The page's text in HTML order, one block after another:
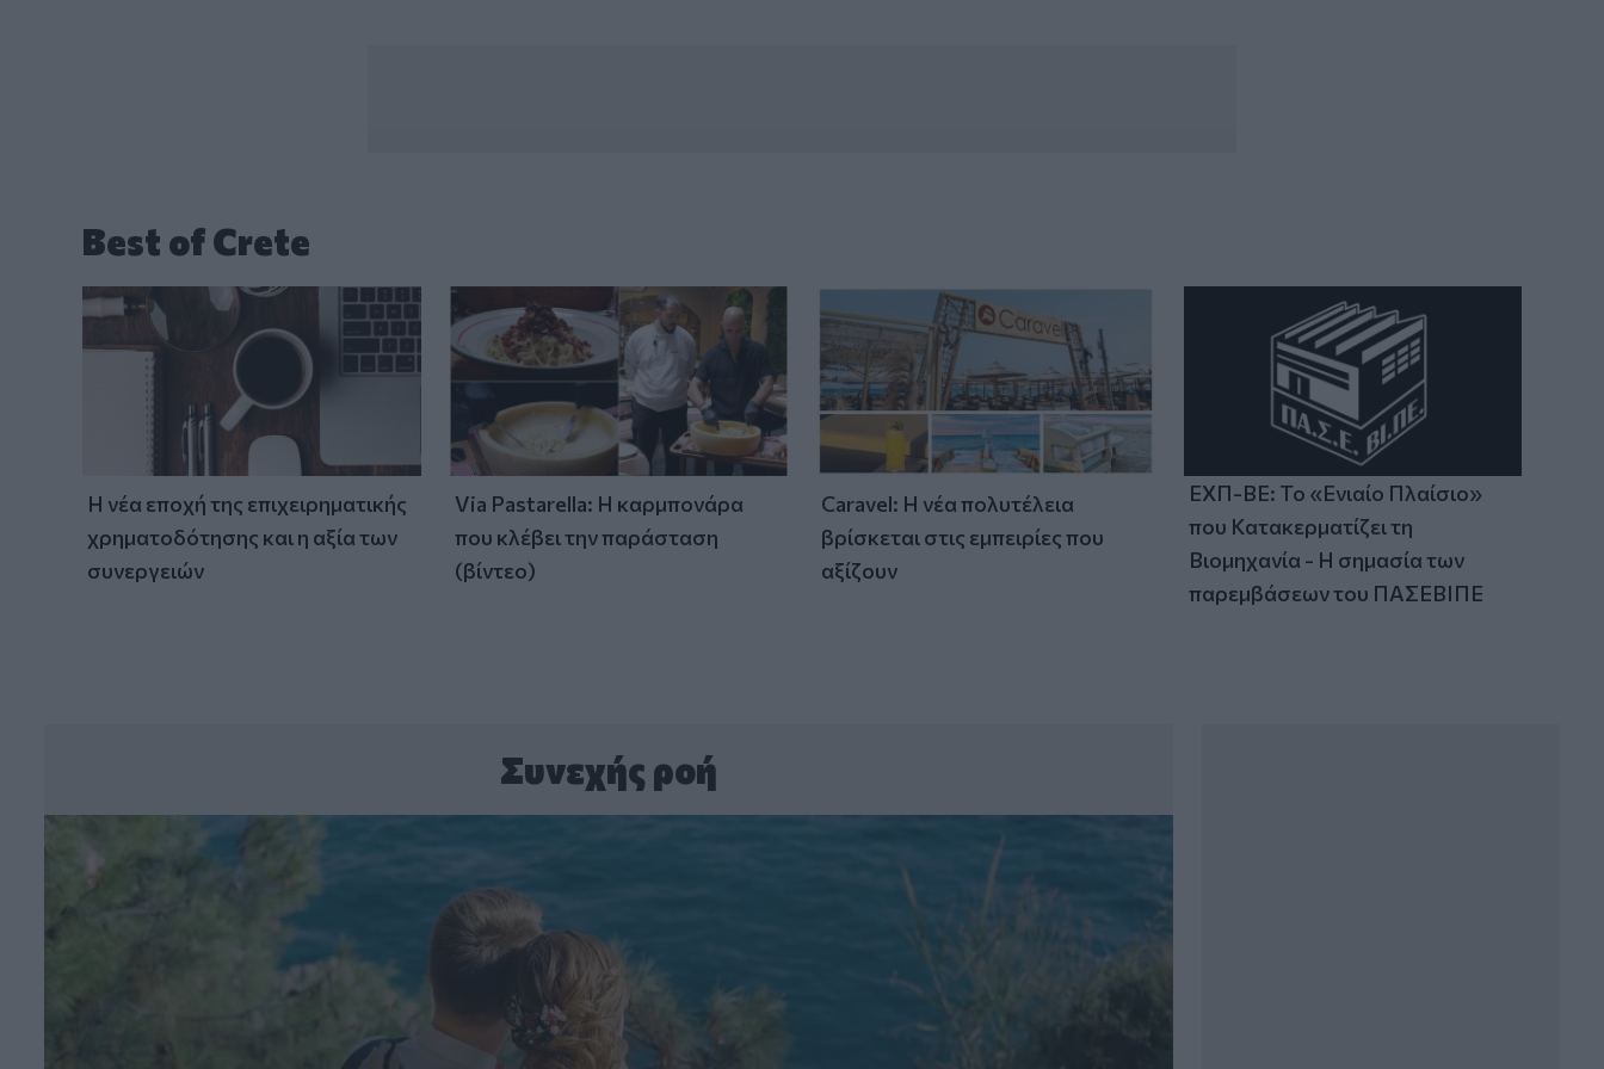
Best of Crete
Η νέα εποχή της επιχειρηματικής
χρηματοδότησης και η αξία των
συνεργειών
Via Pastarella: Η καρμπονάρα
που κλέβει την παράσταση
(βίντεο)
Caravel: Η νέα πολυτέλεια
βρίσκεται στις εμπειρίες που
αξίζουν
ΕΧΠ-ΒΕ: Το «Ενιαίο Πλαίσιο»
που Κατακερματίζει τη
Βιομηχανία - Η σημασία των
παρεμβάσεων του ΠΑΣΕΒΙΠΕ
Συνεχής ροή